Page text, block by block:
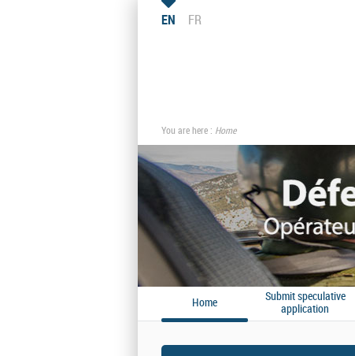
EN FR
You are here : Home
Home
Submit speculative
application